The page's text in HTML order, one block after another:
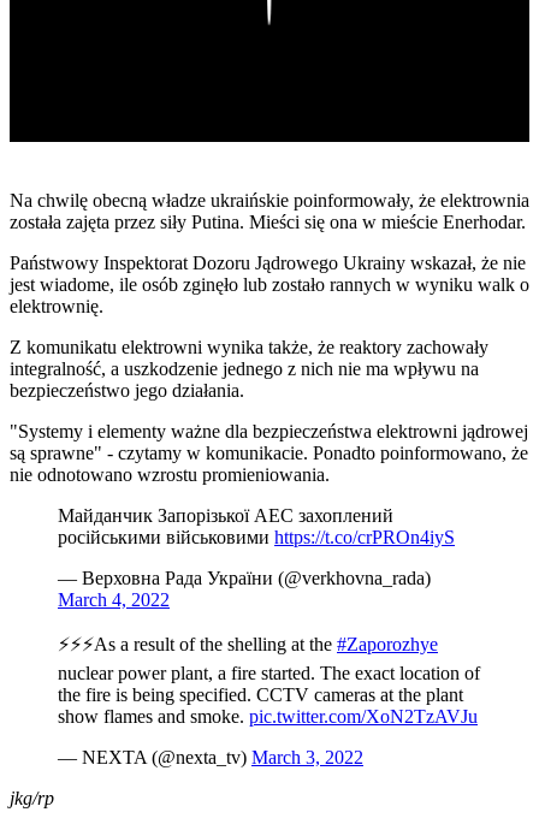
Na chwilę obecną władze ukraińskie poinformowały, że elektrownia
została zajęta przez siły Putina. Mieści się ona w mieście Enerhodar.
Państwowy Inspektorat Dozoru Jądrowego Ukrainy wskazał, że nie
jest wiadome, ile osób zginęło lub zostało rannych w wyniku walk o
elektrownię.
Z komunikatu elektrowni wynika także, że reaktory zachowały
integralność, a uszkodzenie jednego z nich nie ma wpływu na
bezpieczeństwo jego działania.
"Systemy i elementy ważne dla bezpieczeństwa elektrowni jądrowej
są sprawne" - czytamy w komunikacie. Ponadto poinformowano, że
nie odnotowano wzrostu promieniowania.
Майданчик Запорізької АЕС захоплений
російськими військовими https://t.co/crPROn4iyS
— Верховна Рада України (@verkhovna_rada)
March 4, 2022
⚡️⚡️⚡️As a result of the shelling at the #Zaporozhye
nuclear power plant, a fire started. The exact location of
the fire is being specified. CCTV cameras at the plant
show flames and smoke. pic.twitter.com/XoN2TzAVJu
— NEXTA (@nexta_tv) March 3, 2022
jkg/rp